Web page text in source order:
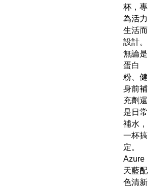
杯，專
為活力
生活而
設計。
無論是
蛋白
粉、健
身前補
充劑還
是日常
補水，
一杯搞
定。
Azure
天藍配
色清新